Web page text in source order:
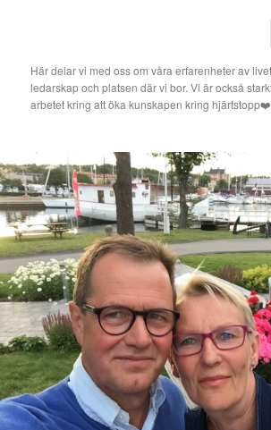
innehållHär delar vi med oss om våra erfarenheter av
ledarskap och platsen där vi bor. Vi är också
arbetet kring att öka kunskapen kring hjärtstopp❤️